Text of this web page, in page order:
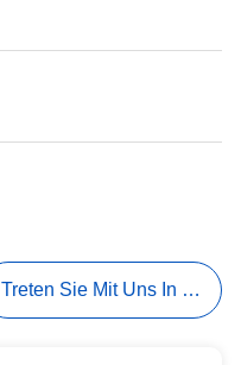
Treten Sie Mit Uns In